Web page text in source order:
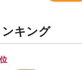
キング
位